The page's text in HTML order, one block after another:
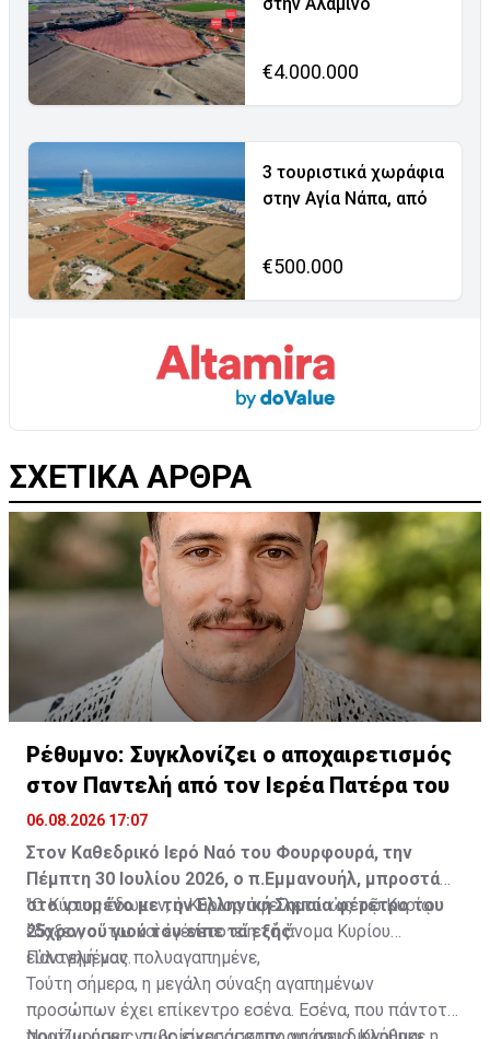
€4.000.000
3 τουριστικά χωράφια
στην Αγία Νάπα, από
€500.000
ΣΧΕΤΙΚΑ ΑΡΘΡΑ
Ρέθυμνο: Συγκλονίζει ο αποχαιρετισμός
στον Παντελή από τον Ιερέα Πατέρα του
06.08.2026 17:07
Στον Καθεδρικό Ιερό Ναό του Φουρφουρά, την
Πέμπτη 30 Ιουλίου 2026, ο π.Εμμανουήλ, μπροστά
στο ντυμένο με την Ελληνική Σημαία φέρετρο του
25χρονου γιού του είπε τα εξής:
"Ο Κύριος ἔδωκεν, ὁ Κύριος ἀφείλετο· ὡς τῷ Κυρίῳ
ἔδοξεν, οὕτω καὶ ἐγένετο· εἴη τὸ ὄνομα Κυρίου
εὐλογημένον.
Παντελή μας πολυαγαπημένε,
Τούτη σήμερα, η μεγάλη σύναξη αγαπημένων
προσώπων έχει επίκεντρο εσένα. Εσένα, που πάντοτε